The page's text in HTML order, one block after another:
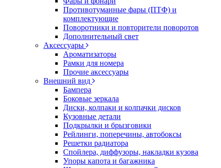
Противотуманные фары (ПТФ) и
комплектующие
Поворотники и повторители поворотов
Дополнительный свет
Аксессуары
Ароматизаторы
Рамки для номера
Прочие аксессуары
Внешний вид
Бампера
Боковые зеркала
Диски, колпаки и колпачки дисков
Кузовные детали
Подкрылки и брызговики
Рейлинги, поперечины, автобоксы
Решетки радиатора
Спойлера, диффузоры, накладки кузова
Упоры капота и багажника